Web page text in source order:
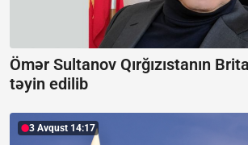
Ömər Sultanov Qırğızıstanın
təyin edilib
3 Avqust 14:17